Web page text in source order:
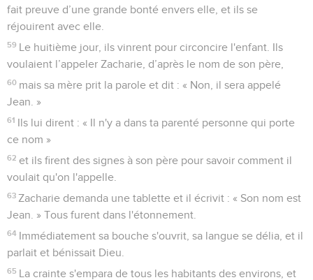
fait preuve d’une grande bonté envers elle, et ils se
réjouirent avec elle.
59 Le huitième jour, ils vinrent pour circoncire l'enfant. Ils
voulaient l’appeler Zacharie, d’après le nom de son père,
60 mais sa mère prit la parole et dit : « Non, il sera appelé
Jean. »
61 Ils lui dirent : « Il n'y a dans ta parenté personne qui porte
ce nom »
62 et ils firent des signes à son père pour savoir comment il
voulait qu'on l'appelle.
63 Zacharie demanda une tablette et il écrivit : « Son nom est
Jean. » Tous furent dans l'étonnement.
64 Immédiatement sa bouche s'ouvrit, sa langue se délia, et il
parlait et bénissait Dieu.
65 La crainte s'empara de tous les habitants des environs, et